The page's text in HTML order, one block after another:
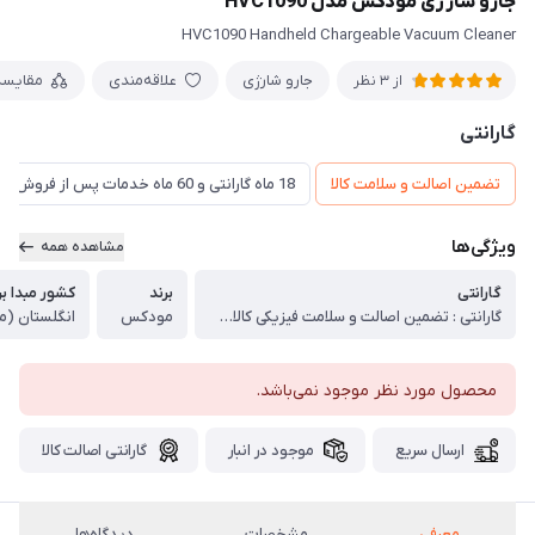
HVC1090 Handheld Chargeable Vacuum Cleaner
از 3 نظر جارو شارژی علاقه‌مندی
گارانتی
تضمین اصالت و سلامت کالا 18 ماه گارانتی و 60 ماه خدمات پس از فروش و ضمانت تعویض
ویژگی‌ها مشاهده همه
گارانتی
گارانتی : تضمین اصالت و سلامت فیزیکی کالا (اورجینال)
برند
مودکس
کشور مبدا
انگلستان
محصول مورد نظر موجود نمی‌باشد.
ارسال سریع موجود در انبار گارانتی اصالت کالا